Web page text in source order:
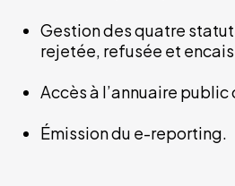
Gestion des quatre
rejetée, refusée et
Accès à l’annuaire
Émission du e-reporting.